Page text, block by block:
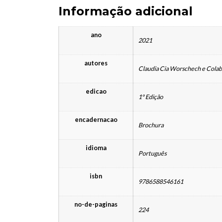
Informação adicional
ano
2021
autores
Claudia Cia Worschech e
edicao
1º Edição
encadernacao
Brochura
idioma
Português
isbn
9786588546161
no-de-paginas
224